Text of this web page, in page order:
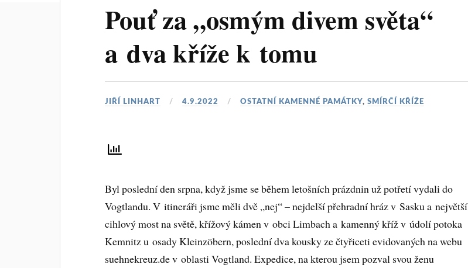
Pouť za „osmým divem světa“
a dva kříže k tomu
JIŘÍ LINHART 4.9.2022 OSTATNÍ KAMENNÉ PAMÁTKY,SMÍRČÍ KŘÍŽE
Byl poslední den srpna, když jsme se během letošních prázdnin už potřetí vydali do
Vogtlandu. V itineráři jsme měli dvě „nej“ – nejdelší přehradní hráz v Sasku a největší
cihlový most na světě, křížový kámen v obci Limbach a kamenný kříž v údolí potoka
Kemnitz u osady Kleinzöbern, poslední dva kousky ze čtyřiceti evidovaných na webu
suehnekreuz.de v oblasti Vogtland. Expedice, na kterou jsem pozval svou ženu